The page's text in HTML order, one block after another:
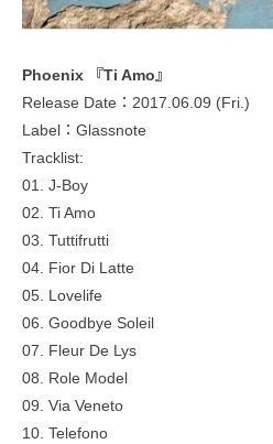
Phoenix 『Ti Amo』
Release Date：2017.06.09 (Fri.)
Label：Glassnote
Tracklist:
01. J-Boy
02. Ti Amo
03. Tuttifrutti
04. Fior Di Latte
05. Lovelife
06. Goodbye Soleil
07. Fleur De Lys
08. Role Model
09. Via Veneto
10. Telefono